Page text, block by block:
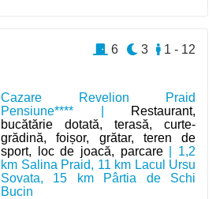
Cazare Revelion Praid
Pensiune**** |
Restaurant,
bucătărie dotată, terasă, curte-
grădină, foișor, grătar, teren de
sport, loc de joacă, parcare| 1,2
km Salina Praid, 11 km Lacul Ursu
Sovata, 15 km Pârtia de Schi
Bucin
1 - 12
3
6